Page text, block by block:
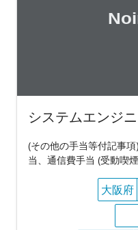
システムエンジ
(その他の手当等付記事
当、通信費手当 (受動喫
大阪府